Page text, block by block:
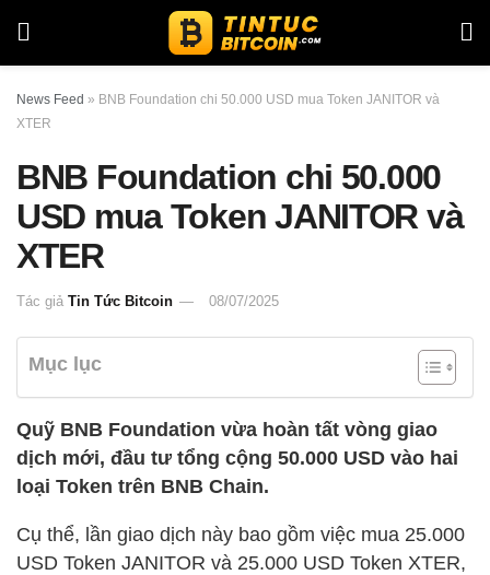
News Feed » BNB Foundation chi 50.000 USD mua Token JANITOR và
XTER
BNB Foundation chi 50.000
USD mua Token JANITOR và
XTER
Tác giả Tin Tức Bitcoin 08/07/2025
Mục lục
Quỹ BNB Foundation vừa hoàn tất vòng giao
dịch mới, đầu tư tổng cộng 50.000 USD vào hai
loại Token trên BNB Chain.
Cụ thể, lần giao dịch này bao gồm việc mua 25.000
USD Token JANITOR và 25.000 USD Token XTER,